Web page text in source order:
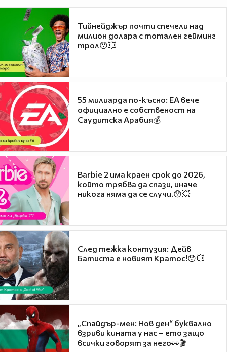
Тийнейджър почти спечели над
милион долара с тотален гейминг
трол😯💥
55 милиарда по-късно: EA вече
официално е собственост на
Саудитска Арабия💰
Barbie 2 има краен срок до 2026,
който трябва да спази, иначе
никога няма да се случи.😯💥
След тежка контузия: Дейв
Батиста е новият Кратос!😯💥
„Спайдър-мен: Нов ден“ буквално
взриви кината у нас – ето защо
всички говорят за него👀🎬